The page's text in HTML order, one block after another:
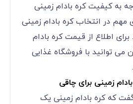
به کیفیت کره بادام زمینی
مهم در انتخاب کره بادام زمینی
اطلاع از قیمت کره بادام
می توانید با فروشگاه غذایی
زمینی برای چاقی
که کره بادام زمینی یک